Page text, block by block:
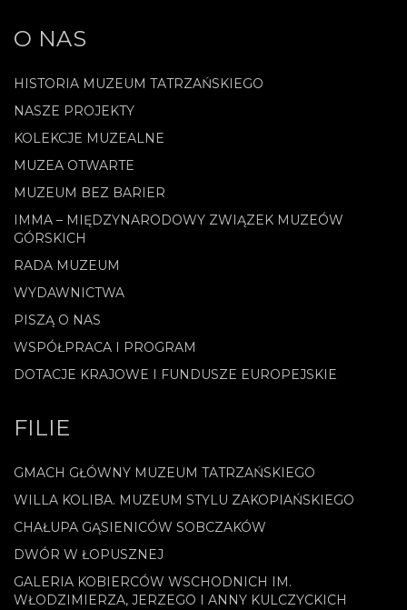
O NAS
HISTORIA MUZEUM TATRZAŃSKIEGO
NASZE PROJEKTY
KOLEKCJE MUZEALNE
MUZEA OTWARTE
MUZEUM BEZ BARIER
IMMA – MIĘDZYNARODOWY ZWIĄZEK MUZEÓW
GÓRSKICH
RADA MUZEUM
WYDAWNICTWA
PISZĄ O NAS
WSPÓŁPRACA I PROGRAM
DOTACJE KRAJOWE I FUNDUSZE EUROPEJSKIE
FILIE
GMACH GŁÓWNY MUZEUM TATRZAŃSKIEGO
WILLA KOLIBA. MUZEUM STYLU ZAKOPIAŃSKIEGO
CHAŁUPA GĄSIENICÓW SOBCZAKÓW
DWÓR W ŁOPUSZNEJ
GALERIA KOBIERCÓW WSCHODNICH IM.
WŁODZIMIERZA, JERZEGO I ANNY KULCZYCKICH